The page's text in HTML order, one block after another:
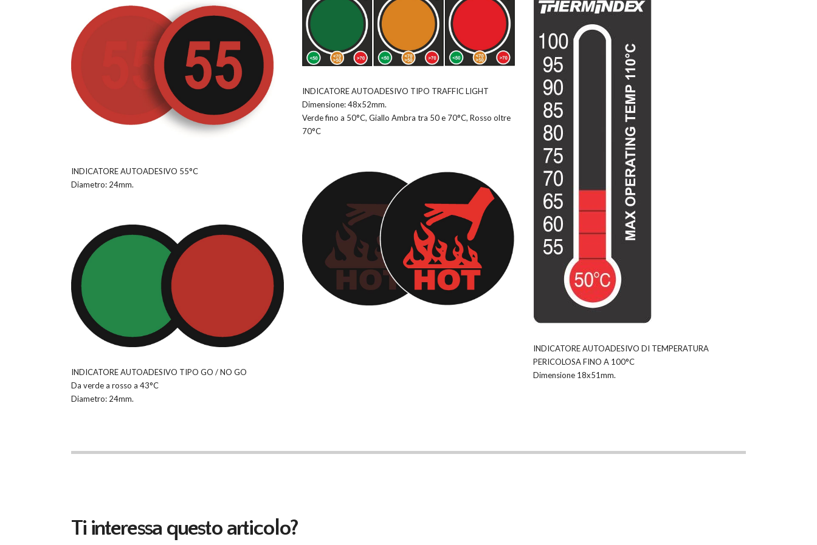
INDICATORE AUTOADESIVO 55°C
Diametro: 24mm.
INDICATORE AUTOADESIVO TIPO GO / NO GO
Da verde a rosso a 43°C
Diametro: 24mm.
INDICATORE AUTOADESIVO TIPO TRAFFIC LIGHT
Dimensione: 48x52mm.
Verde fino a 50°C, Giallo Ambra tra 50 e 70°C, Rosso oltre
70°C
INDICATORE AUTOADESIVO DI TEMPERATURA
PERICOLOSA FINO A 100°C
Dimensione 18x51mm.
Ti interessa questo articolo?